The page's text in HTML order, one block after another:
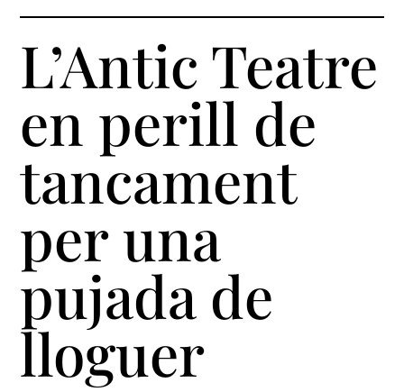
L’Antic Teatre
en perill de
tancament
per una
pujada de
lloguer